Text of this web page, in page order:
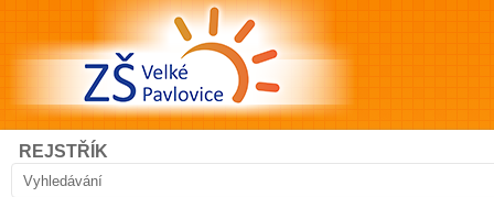
Přejít k hlavnímu obsahu
Vyhledávání
Hledat
REJSTŘÍK